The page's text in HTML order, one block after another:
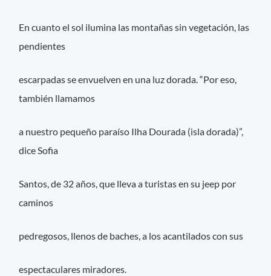
En cuanto el sol ilumina las montañas sin vegetación, las
pendientes
escarpadas se envuelven en una luz dorada. “Por eso,
también llamamos
a nuestro pequeño paraíso Ilha Dourada (isla dorada)”,
dice Sofia
Santos, de 32 años, que lleva a turistas en su jeep por
caminos
pedregosos, llenos de baches, a los acantilados con sus
espectaculares miradores.